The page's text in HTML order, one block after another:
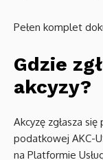
Pełen komplet
Gdzie
akcyzy?
Akcyzę zgłasza
podatkowej AKC-
na Platformie